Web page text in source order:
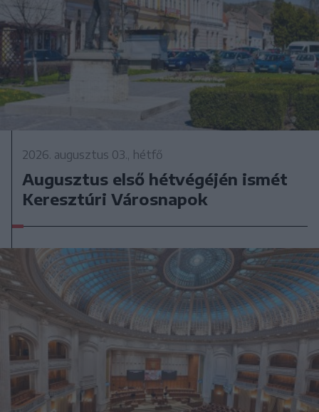
2026. augusztus 03., hétfő
Augusztus első hétvégéjén ismét
Keresztúri Városnapok